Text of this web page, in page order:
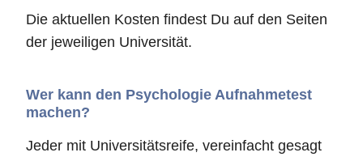
Die aktuellen Kosten findest Du auf den Seiten
der jeweiligen Universität.
Wer kann den Psychologie Aufnahmetest
machen?
Jeder mit Universitätsreife, vereinfacht gesagt